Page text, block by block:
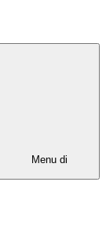
Menu di